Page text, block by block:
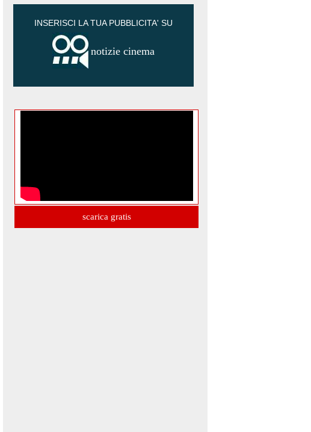
INSERISCI LA TUA PUBBLICITA' SU
notizie cinema
scarica gratis